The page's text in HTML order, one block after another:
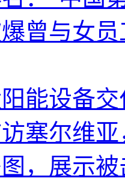
曾与女
能设备
塞尔维
，展示